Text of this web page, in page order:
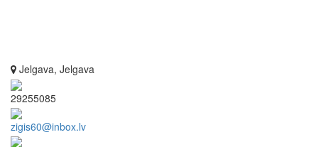
Jelgava, Jelgava
29255085
zigis60@inbox.lv